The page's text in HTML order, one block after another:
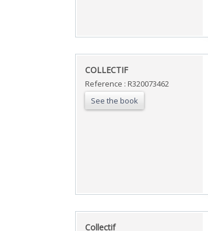
‎COLLECTIF‎
Reference : R320073462
See the book
‎Collectif‎